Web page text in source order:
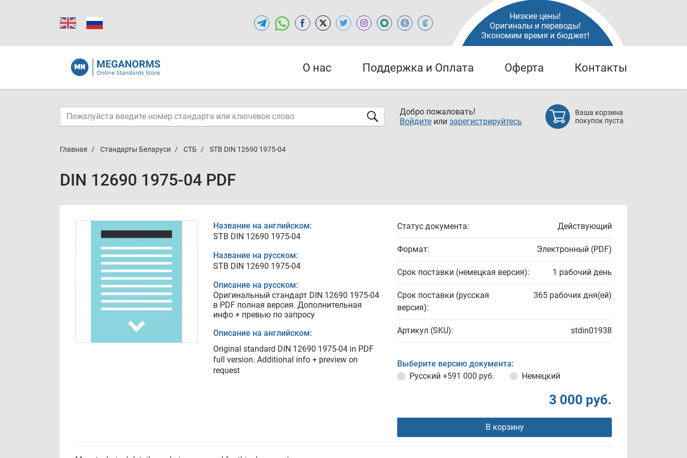
Низкие цены!
Оригиналы и переводы!
Экономим время и бюджет!
О нас Поддержка и Оплата Оферта Контакты
Добро пожаловать!
Войдите или зарегистрируйтесь
Ваша корзина
покупок пуста
Главная Стандарты Беларуси СТБ STB DIN 12690 1975-04
DIN 12690 1975-04 PDF
Название на английском:
STB DIN 12690 1975-04
Название на русском:
STB DIN 12690 1975-04
Описание на русском:
Оригинальный стандарт DIN 12690 1975-04
в PDF полная версия. Дополнительная
инфо + превью по запросу
Описание на английском:
Original standard DIN 12690 1975-04 in PDF
full version. Additional info + preview on
request
Статус документа: Действующий
Формат: Электронный (PDF)
Срок поставки (немецкая версия): 1 рабочий день
Срок поставки (русская
версия):
365 рабочих дня(ей)
Артикул (SKU): stdin01938
Выберите версию документа:
Русский +591 000 руб. Немецкий
3 000 руб.
В корзину